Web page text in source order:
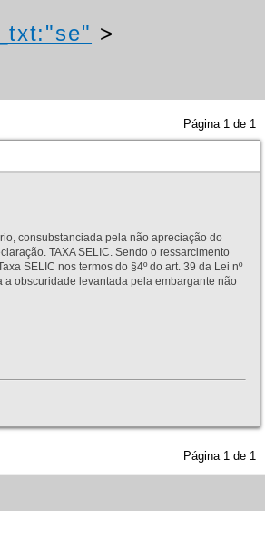
>
Página 1 de 1
consubstanciada pela não apreciação do
TAXA SELIC. Sendo o ressarcimento
SELIC nos termos do §4º do art. 39 da Lei nº
a obscuridade levantada pela embargante não
Página 1 de 1